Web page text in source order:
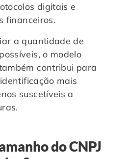
digitais e
financeiros.
a quantidade de
o modelo
contribui para
mais
suscetíveis a
do CNPJ